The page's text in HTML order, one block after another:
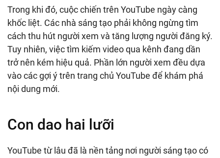
Trong khi đó, cuộc chiến trên YouTube ngày càng
khốc liệt. Các nhà sáng tạo phải không ngừng tìm
cách thu hút người xem và tăng lượng người đăng ký.
Tuy nhiên, việc tìm kiếm video qua kênh đang dần
trở nên kém hiệu quả. Phần lớn người xem đều dựa
vào các gợi ý trên trang chủ YouTube để khám phá
nội dung mới.
Con dao hai lưỡi
YouTube từ lâu đã là nền tảng nơi người sáng tạo có